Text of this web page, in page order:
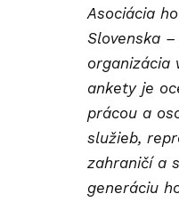
Asociácia
Slovenska
organizácia
ankety je
prácou a
služieb,
zahraničí a
generáciu